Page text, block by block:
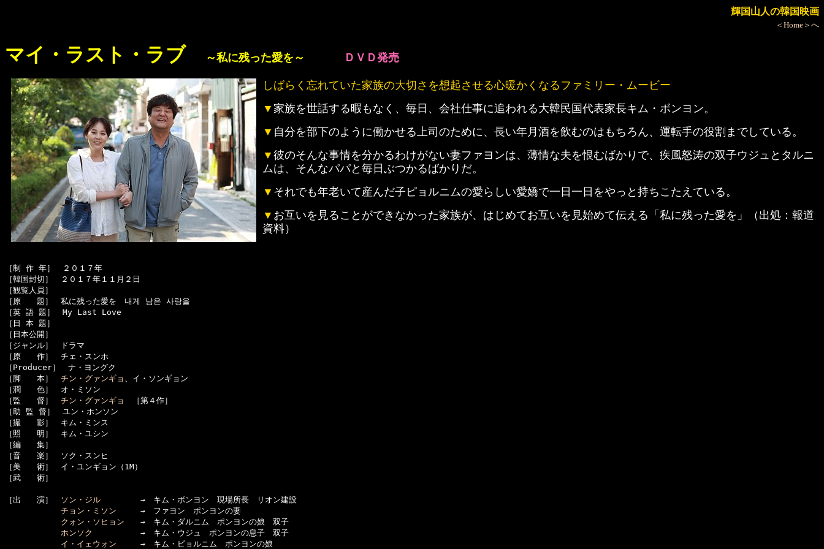
輝国山人の韓国映画
＜Home＞へ
マイ・ラスト・ラブ ～私に残った愛を～ ＤＶＤ発売
しばらく忘れていた家族の大切さを想起させる心暖かくなるファミリー・ムービー
▼ 家族を世話する暇もなく、毎日、会社仕事に追われる大韓民国代表家長キム・ボンヨン。
▼ 自分を部下のように働かせる上司のために、長い年月酒を飲むのはもちろん、運転手の役割までしている。
▼ 彼のそんな事情を分かるわけがない妻ファヨンは、薄情な夫を恨むばかりで、疾風怒涛の双子ウジュとタルニ
ムは、そんなパパと毎日ぶつかるばかりだ。
▼ それでも年老いて産んだ子ピョルニムの愛らしい愛嬌で一日一日をやっと持ちこたえている。
▼ お互いを見ることができなかった家族が、はじめてお互いを見始めて伝える「私に残った愛を」（出処：報道
資料）
［制 作 年］　２０１７年
［韓国封切］　２０１７年１１月２日
［観覧人員］
［原　　題］　私に残った愛を　내게 남은 사랑을
［英 語 題］　My Last Love
［日 本 題］
［日本公開］
［ジャンル］　ドラマ
［原　　作］　チェ・スンホ
［Producer］　ナ・ヨングク
［脚　　本］ チン・グァンギョ 、イ・ソンギョン
［潤　　色］　オ・ミソン
［監　　督］ チン・グァンギョ
［第４作］
［助 監 督］　ユン・ホンソン
［撮　　影］　キム・ミンス
［照　　明］　キム・ユシン
［編　　集］
［音　　楽］　ソク・スンヒ
［美　　術］　イ・ユンギョン（1M）
［武　　術］
［出　　演］ ソン・ジル →　キム・ボンヨン　現場所長　リオン建設
チョン・ミソン →　ファヨン　ポンヨンの妻
クォン・ソヒョン →　キム・ダルニム　ポンヨンの娘　双子
ホンソク
→　キム・ウジュ　ポンヨンの息子　双子
イ・イェウォン →　キム・ビョルニム　ポンヨンの娘